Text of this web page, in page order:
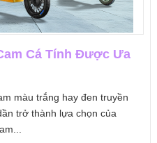
Cá Tính Được Ưa
màu trắng hay đen truyền
trở thành lựa chọn của